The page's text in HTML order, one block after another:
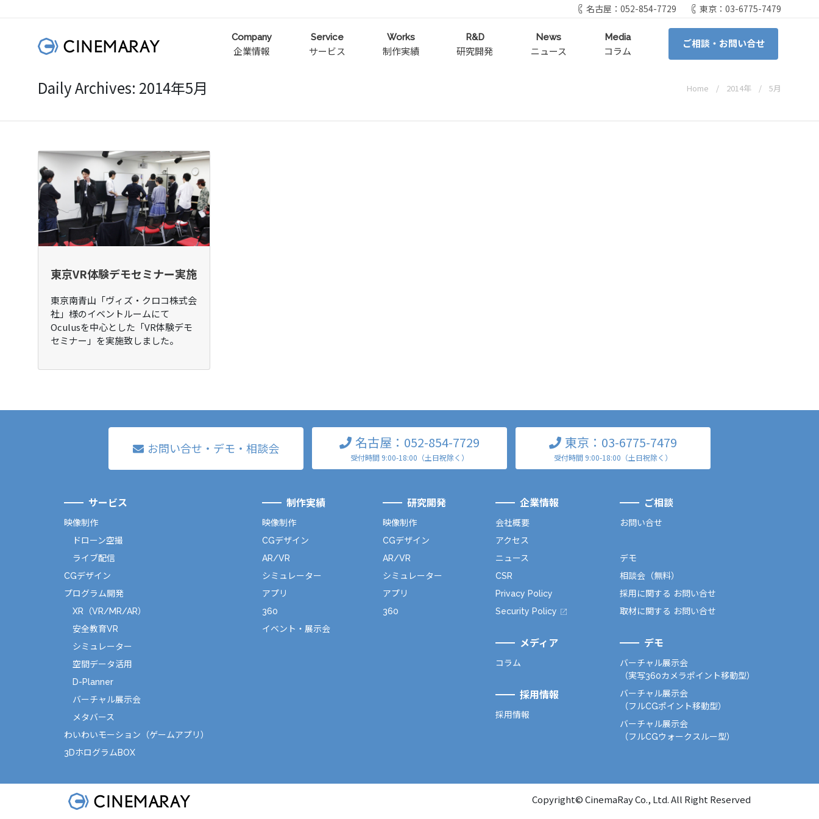
名古屋：052-854-7729 東京：03-6775-7479
Company
企業情報
Service
サービス
Works
制作実績
R&D
研究開発
News
ニュース
Media
コラム
ご相談・お問い合せ
Daily Archives: 2014年5月 Home 2014年 5月
東京VR体験デモセミナー実施
東京南青山「ヴィズ・クロコ株式会
社」様のイベントルームにて
Oculusを中心とした「VR体験デモ
セミナー」を実施致しました。
お問い合せ・デモ・相談会 名古屋：052-854-7729
受付時間 9:00-18:00（土日祝除く）
東京：03-6775-7479
受付時間 9:00-18:00（土日祝除く）
サービス
映像制作
ドローン空撮
ライブ配信
CGデザイン
プログラム開発
XR（VR/MR/AR）
安全教育VR
シミュレーター
空間データ活用
D-Planner
バーチャル展示会
メタバース
わいわいモーション（ゲームアプリ）
3DホログラムBOX
制作実績
映像制作
CGデザイン
AR/VR
シミュレーター
アプリ
360
イベント・展示会
研究開発
映像制作
CGデザイン
AR/VR
シミュレーター
アプリ
360
企業情報
会社概要
アクセス
ニュース
CSR
Privacy Policy
Security Policy
メディア
コラム
採用情報
採用情報
ご相談
お問い合せ
デモ
相談会（無料）
採用に関する お問い合せ
取材に関する お問い合せ
デモ
バーチャル展示会
（実写360カメラポイント移動型）
バーチャル展示会
（フルCGポイント移動型）
バーチャル展示会
（フルCGウォークスルー型）
Copyright© CinemaRay Co., Ltd. All Right Reserved